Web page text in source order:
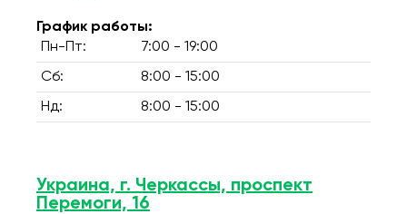
График работы:
Пн-Пт:
7:00 - 19:00
Сб: 8:00 - 15:00
Нд: 8:00 - 15:00
Украина, г. Черкассы, проспект
Перемоги, 16